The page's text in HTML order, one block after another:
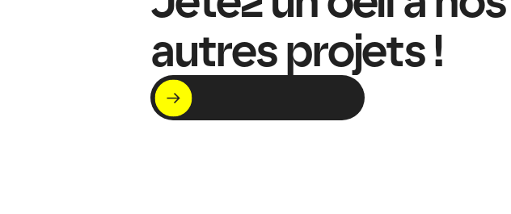
autres projets !
Voir nos projets
C'est par ici !